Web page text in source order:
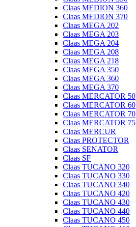
Claas MEDION 360
Claas MEDION 370
Claas MEGA 202
Claas MEGA 203
Claas MEGA 204
Claas MEGA 208
Claas MEGA 218
Claas MEGA 350
Claas MEGA 360
Claas MEGA 370
Claas MERCATOR 50
Claas MERCATOR 60
Claas MERCATOR 70
Claas MERCATOR 75
Claas MERCUR
Claas PROTECTOR
Claas SENATOR
Claas SF
Claas TUCANO 320
Claas TUCANO 330
Claas TUCANO 340
Claas TUCANO 420
Claas TUCANO 430
Claas TUCANO 440
Claas TUCANO 450